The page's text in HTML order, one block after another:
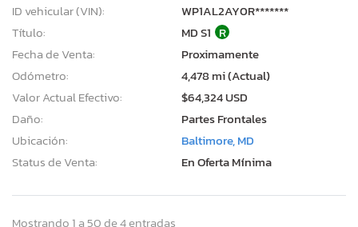
ID vehicular (VIN):
WP1AL2AY0R*******
Título:
MD S1 R
Fecha de Venta:
Proximamente
Odómetro:
4,478 mi (Actual)
Valor Actual Efectivo:
$64,324 USD
Daño:
Partes Frontales
Ubicación:
Baltimore, MD
Status de Venta:
En Oferta Mínima
Mostrando 1 a 50 de 4 entradas